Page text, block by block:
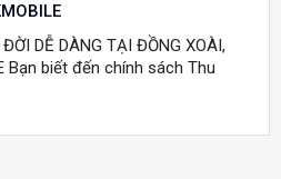
DỄ DÀNG TẠI ĐỒNG XOÀI,
Bạn biết đến chính sách Thu